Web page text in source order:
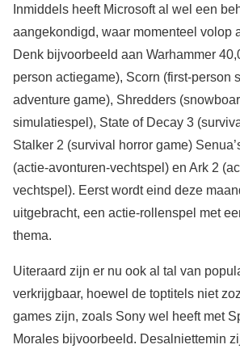
Inmiddels heeft Microsoft al wel een
aangekondigd, waar momenteel volop
Denk bijvoorbeeld aan Warhammer
person actiegame), Scorn (first-person
adventure game), Shredders
simulatiespel), State of Decay 3
Stalker 2 (survival horror game)
(actie-avonturen-vechtspel) en Ark 2
vechtspel). Eerst wordt eind deze
uitgebracht, een actie-rollenspel met
thema.
Uiteraard zijn er nu ook al tal van
verkrijgbaar, hoewel de toptitels niet
games zijn, zoals Sony wel heeft met
Morales bijvoorbeeld. Desalniettemin